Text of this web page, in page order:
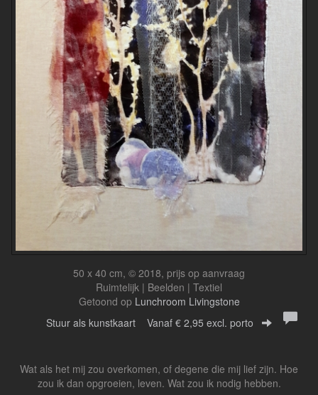
50 x 40 cm, © 2018, prijs op aanvraag
Ruimtelijk | Beelden | Textiel
Getoond op Lunchroom Livingstone
Stuur als kunstkaart Vanaf € 2,95 excl. porto
Wat als het mij zou overkomen, of degene die mij lief zijn. Hoe
zou ik dan opgroeien, leven. Wat zou ik nodig hebben.